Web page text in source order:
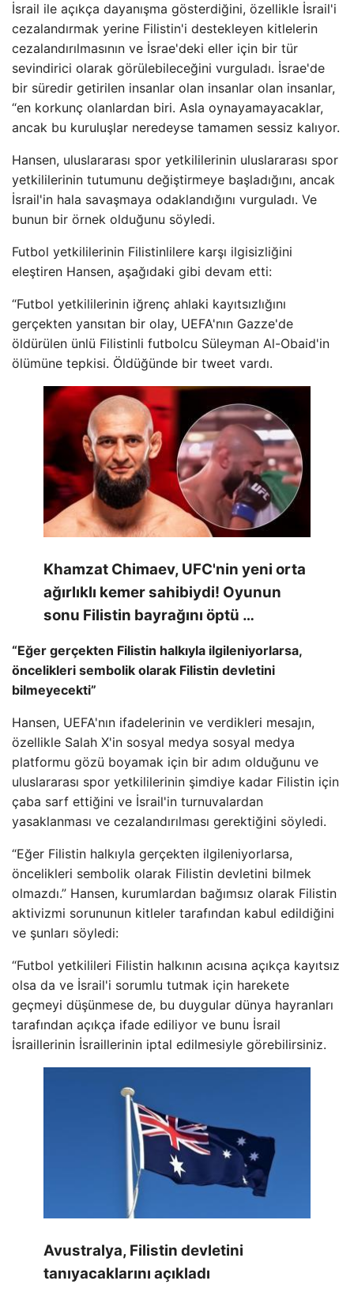
İsrail ile açıkça dayanışma gösterdiğini, özellikle İsrail'i
cezalandırmak yerine Filistin'i destekleyen kitlelerin
cezalandırılmasının ve İsrae'deki eller için bir tür
sevindirici olarak görülebileceğini vurguladı. İsrae'de
bir süredir getirilen insanlar olan insanlar olan insanlar,
“en korkunç olanlardan biri. Asla oynayamayacaklar,
ancak bu kuruluşlar neredeyse tamamen sessiz kalıyor.
Hansen, uluslararası spor yetkililerinin uluslararası spor
yetkililerinin tutumunu değiştirmeye başladığını, ancak
İsrail'in hala savaşmaya odaklandığını vurguladı. Ve
bunun bir örnek olduğunu söyledi.
Futbol yetkililerinin Filistinlilere karşı ilgisizliğini
eleştiren Hansen, aşağıdaki gibi devam etti:
“Futbol yetkililerinin iğrenç ahlaki kayıtsızlığını
gerçekten yansıtan bir olay, UEFA'nın Gazze'de
öldürülen ünlü Filistinli futbolcu Süleyman Al-Obaid'in
ölümüne tepkisi. Öldüğünde bir tweet vardı.
Khamzat Chimaev, UFC'nin yeni orta
ağırlıklı kemer sahibiydi! Oyunun
sonu Filistin bayrağını öptü …
“Eğer gerçekten Filistin halkıyla ilgileniyorlarsa,
öncelikleri sembolik olarak Filistin devletini
bilmeyecekti”
Hansen, UEFA'nın ifadelerinin ve verdikleri mesajın,
özellikle Salah X'in sosyal medya sosyal medya
platformu gözü boyamak için bir adım olduğunu ve
uluslararası spor yetkililerinin şimdiye kadar Filistin için
çaba sarf ettiğini ve İsrail'in turnuvalardan
yasaklanması ve cezalandırılması gerektiğini söyledi.
“Eğer Filistin halkıyla gerçekten ilgileniyorlarsa,
öncelikleri sembolik olarak Filistin devletini bilmek
olmazdı.” Hansen, kurumlardan bağımsız olarak Filistin
aktivizmi sorununun kitleler tarafından kabul edildiğini
ve şunları söyledi:
“Futbol yetkilileri Filistin halkının acısına açıkça kayıtsız
olsa da ve İsrail'i sorumlu tutmak için harekete
geçmeyi düşünmese de, bu duygular dünya hayranları
tarafından açıkça ifade ediliyor ve bunu İsrail
İsraillerinin İsraillerinin iptal edilmesiyle görebilirsiniz.
Avustralya, Filistin devletini
tanıyacaklarını açıkladı